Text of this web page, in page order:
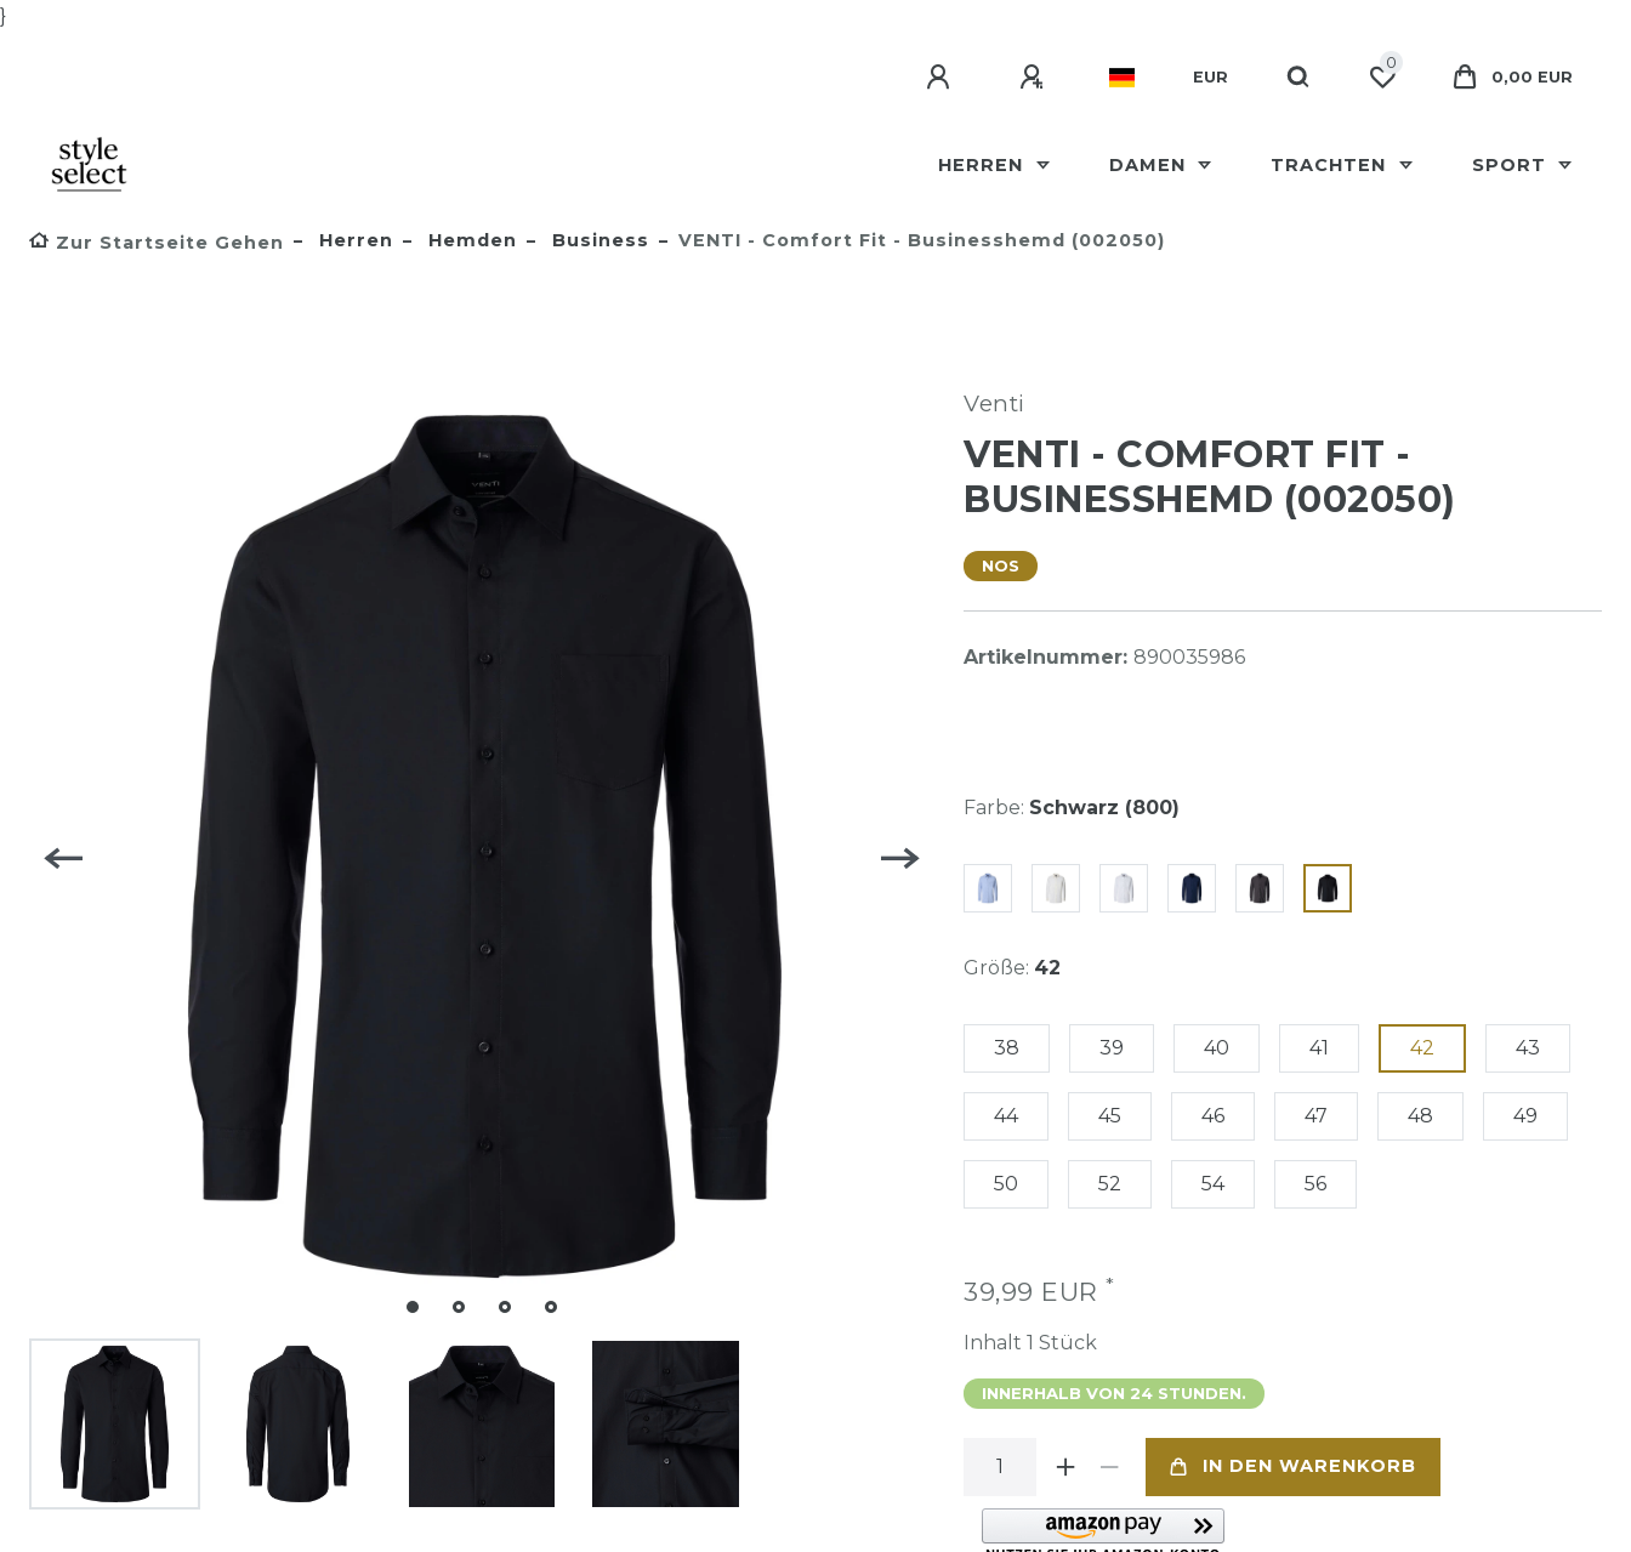
}
EUR
0
0,00 EUR
HERREN DAMEN TRACHTEN SPORT
Zur Startseite Gehen Herren Hemden Business VENTI - Comfort Fit - Businesshemd (002050)
Venti
VENTI - COMFORT FIT -
BUSINESSHEMD (002050)
NOS
Artikelnummer: 890035986
Farbe: Schwarz (800)
Größe: 42
38 39 40 41 42 43
44 45 46 47 48 49
50 52 54 56
39,99 EUR *
Inhalt 1 Stück
INNERHALB VON 24 STUNDEN.
IN DEN WARENKORB